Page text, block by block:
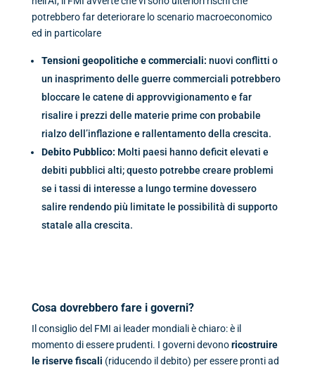
potrebbero far deteriorare lo scenario macroeconomico
ed in particolare
Tensioni geopolitiche e commerciali: nuovi conflitti o
un inasprimento delle guerre commerciali potrebbero
bloccare le catene di approvvigionamento e far
risalire i prezzi delle materie prime con probabile
rialzo dell’inflazione e rallentamento della crescita.
Debito Pubblico: Molti paesi hanno deficit elevati e
debiti pubblici alti; questo potrebbe creare problemi
se i tassi di interesse a lungo termine dovessero
salire rendendo più limitate le possibilità di supporto
statale alla crescita.
Cosa dovrebbero fare i governi?
Il consiglio del FMI ai leader mondiali è chiaro: è il
momento di essere prudenti. I governi devonoricostruire
le riserve fiscali (riducendo il debito) per essere pronti ad